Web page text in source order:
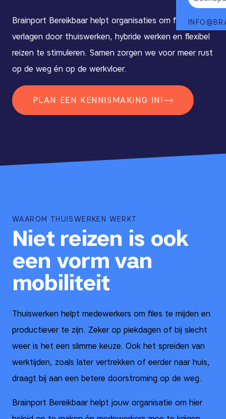
Brainport Bereikbaar helpt organisaties om filedruk te
verlagen door thuiswerken, hybride werken en flexibel
reizen te stimuleren. Samen zorgen we voor meer rust
op de weg én op de werkvloer.
PLAN EEN KENNISMAKING IN!
WAAROM THUISWERKEN WERKT
Niet reizen is ook
een vorm van
mobiliteit
Thuiswerken helpt medewerkers om files te mijden en
productiever te zijn. Zeker op piekdagen of bij slecht
weer is het een slimme keuze. Ook het spreiden van
werktijden, zoals later vertrekken of eerder naar huis,
draagt bij aan een betere doorstroming op de weg.
Brainport Bereikbaar helpt jouw organisatie om hier